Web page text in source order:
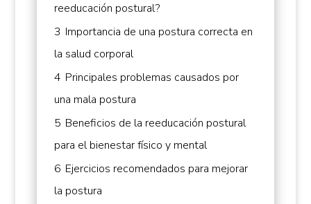
reeducación postural?
3 Importancia de una postura correcta en
la salud corporal
4 Principales problemas causados por
una mala postura
5 Beneficios de la reeducación postural
para el bienestar físico y mental
6 Ejercicios recomendados para mejorar
la postura